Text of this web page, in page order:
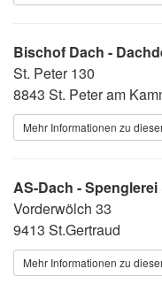
Bischof Dach -
St. Peter 130
8843 St. Peter am
Mehr Informationen zu
AS-Dach -
Vorderwölch 33
9413 St.Gertraud
Mehr Informationen zu